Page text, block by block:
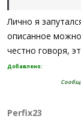
Лично я
описанное
честно говоря,
Добавлено:
Perfix23